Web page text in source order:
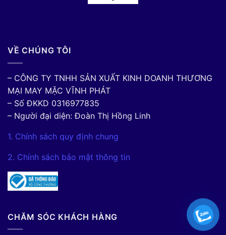
VỀ CHÚNG TÔI
– CÔNG TY TNHH SẢN XUẤT KINH DOANH THƯƠNG
MẠI MAY MẶC VĨNH PHÁT
– Số ĐKKD 0316977835
– Người đại diện: Đoàn Thị Hồng Linh
1. Chính sách quy định chung
2. Chính sách bảo mật thông tin
CHĂM SÓC KHÁCH HÀNG